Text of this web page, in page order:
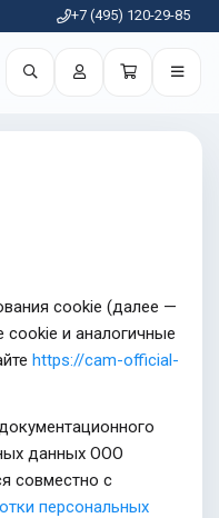
+7 (495) 120-29-85
cookie (далее —
cookie и аналогичные
https://cam-official-
данных ООО
совместно с
персональных